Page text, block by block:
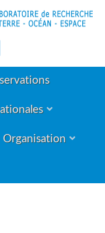
Organisation